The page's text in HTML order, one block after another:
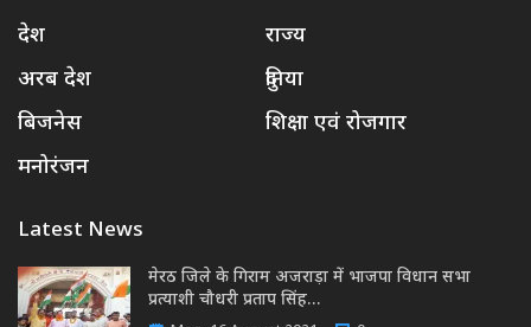
देश
राज्य
अरब देश
दुनिया
बिजनेस
शिक्षा एवं रोजगार
मनोरंजन
Latest News
मेरठ जिले के गिराम अजराड़ा में भाजपा विधान सभा
प्रत्याशी चौधरी प्रताप सिंह…